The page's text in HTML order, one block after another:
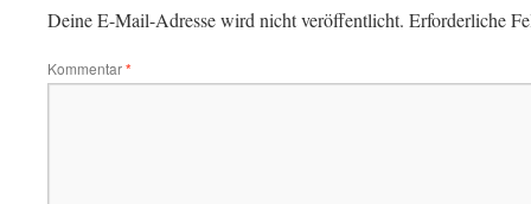
Deine E-Mail-Adresse wird nicht veröffentlicht. Erforderliche
Kommentar*